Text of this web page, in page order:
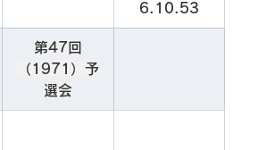
6.10.53
第47回
（1971）予
選会